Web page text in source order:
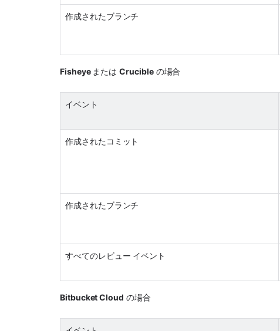
作成されたブランチ
Fisheye または Crucible の場合
イベント
作成されたコミット
作成されたブランチ
すべてのレビュー イベント
Bitbucket Cloud の場合